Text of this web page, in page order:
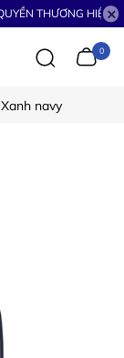
THƯƠNG HIỆU
0
navy